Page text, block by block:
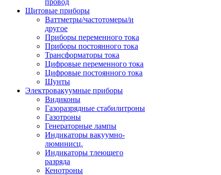
провод
Щитовые приборы
Ваттметры/частотомеры/и
другое
Приборы переменного тока
Приборы постоянного тока
Трансформаторы тока
Цифровые переменного тока
Цифровые постоянного тока
Шунты
Электровакуумные приборы
Видиконы
Газоразрядные стабилитроны
Газотроны
Генераторные лампы
Индикаторы вакуумно-
люминисц.
Индикаторы тлеющего
разряда
Кенотроны